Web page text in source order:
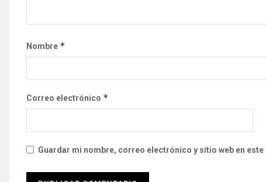
Nombre *
Correo electrónico *
Guardar mi nombre, correo electrónico y sitio web en